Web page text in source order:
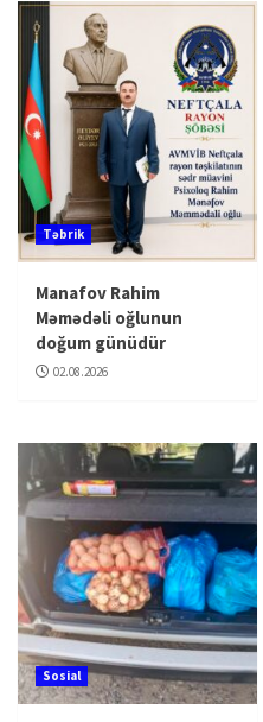
Təbrik
Manafov Rahim
Məmədəli oğlunun
doğum günüdür
02.08.2026
Sosial